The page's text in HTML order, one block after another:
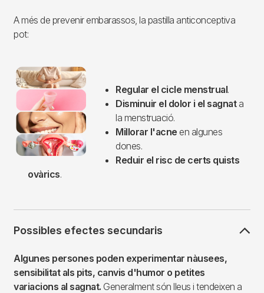
A més de prevenir embarassos, la pastilla anticonceptiva
pot:
Imagen
Regular el cicle menstrual.
Disminuir el dolor i el sagnata
la menstruació.
Millorar l'acne en algunes
dones.
Reduir el risc de certs quists
ovàrics.
Possibles efectes secundaris
Algunes persones poden experimentar nàusees,
sensibilitat als pits, canvis d'humor o petites
variacions al sagnat. Generalment són lleus i tendeixen a